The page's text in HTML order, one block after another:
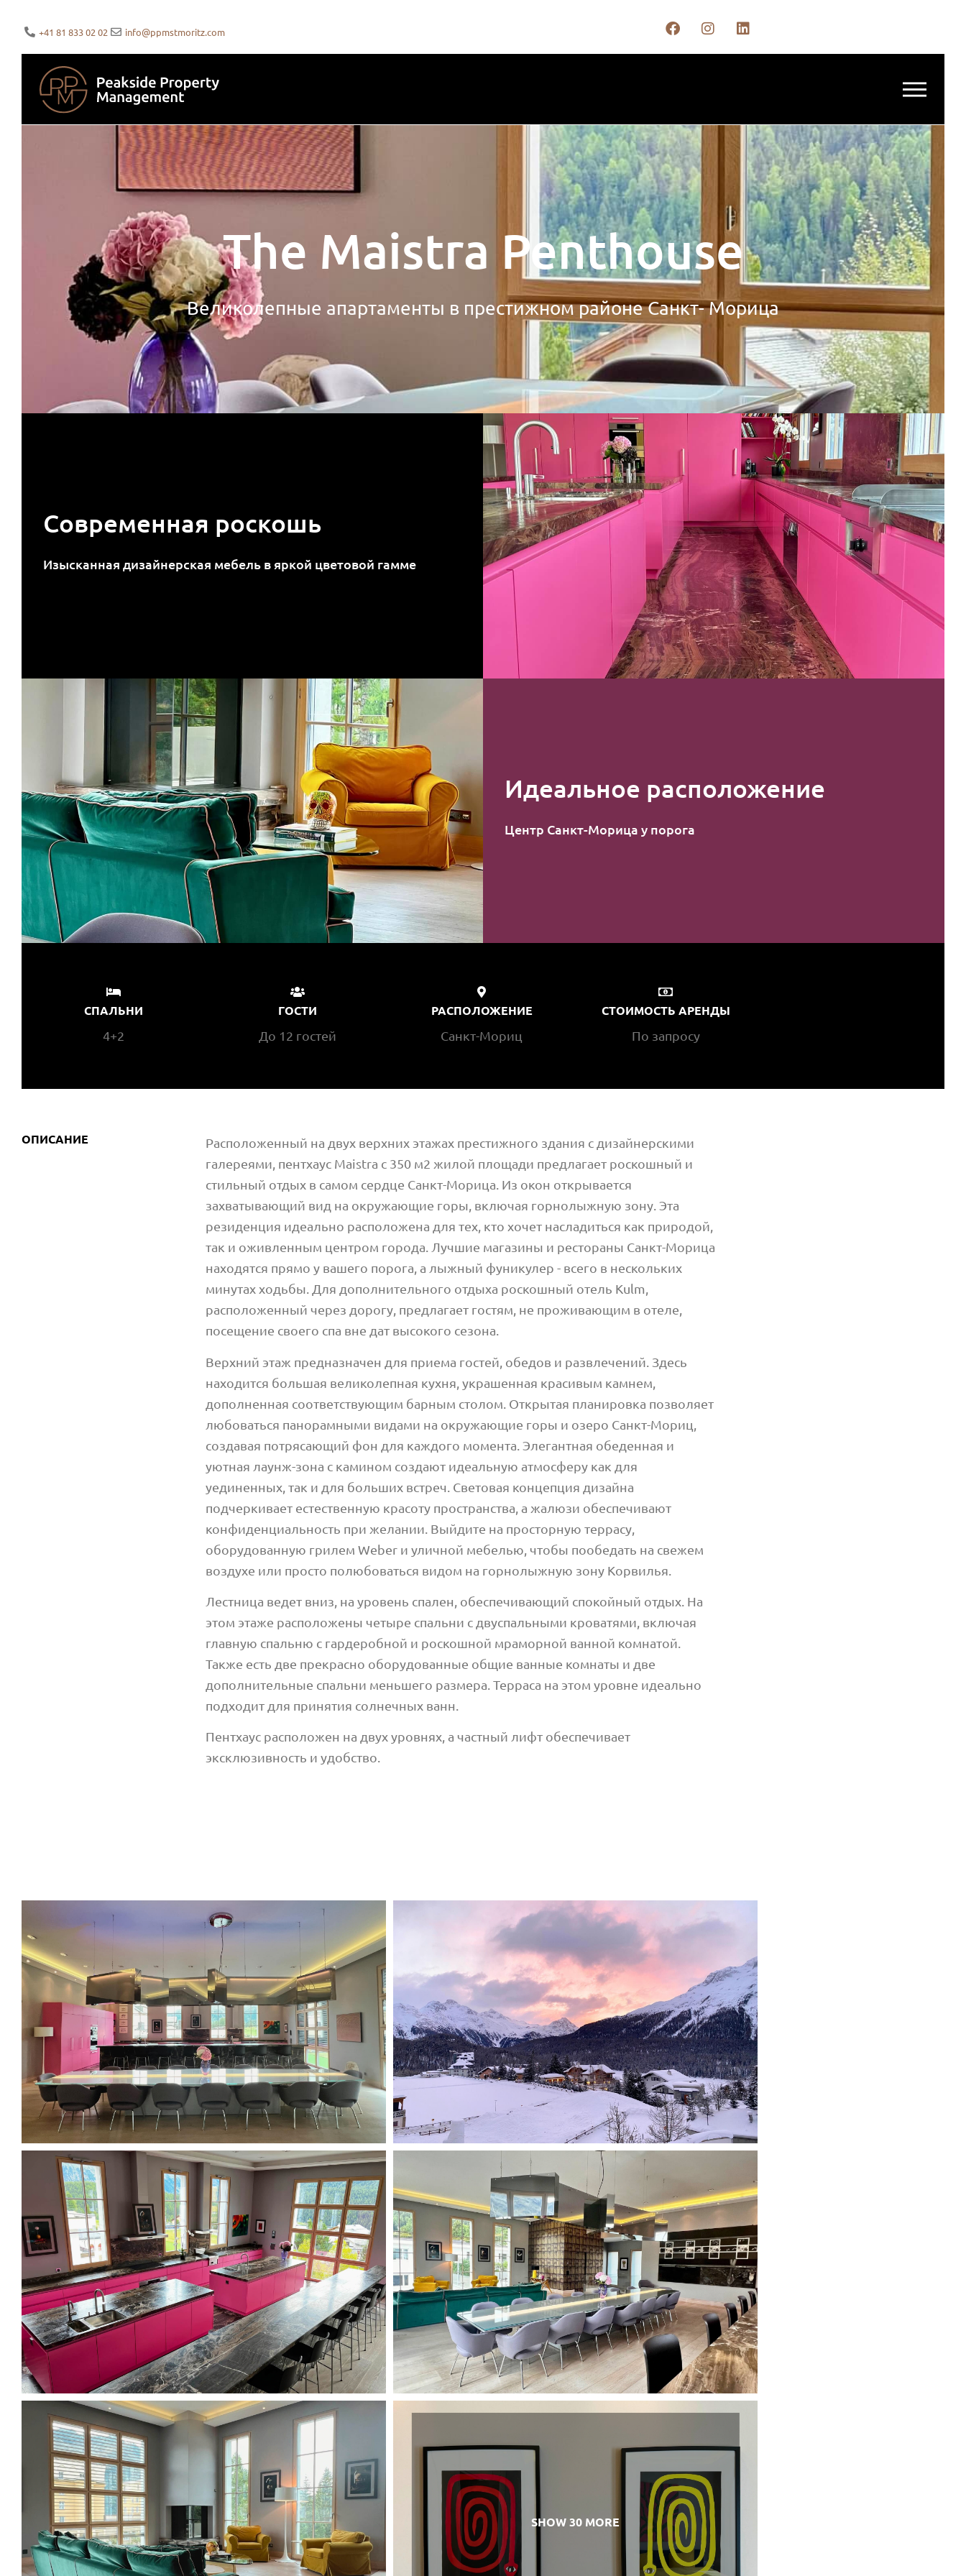
+41 81 833 02 02 info@ppmstmoritz.com
The Maistra Penthouse
Великолепные апартаменты в престижном районе Санкт- Морица
Современная роскошь
Изысканная дизайнерская мебель в яркой цветовой гамме
Идеальное расположение
Центр Санкт-Морица у порога
СПАЛЬНИ
4+2
ГОСТИ
До 12 гостей
РАСПОЛОЖЕНИЕ
Санкт-Мориц
СТОИМОСТЬ АРЕНДЫ
По запросу
ОПИСАНИЕ
Расположенный на двух верхних этажах престижного здания с дизайнерскими
галереями, пентхаус Maistra с 350 м2 жилой площади предлагает роскошный и
стильный отдых в самом сердце Санкт-Морица. Из окон открывается
захватывающий вид на окружающие горы, включая горнолыжную зону. Эта
резиденция идеально расположена для тех, кто хочет насладиться как природой,
так и оживленным центром города. Лучшие магазины и рестораны Санкт-Морица
находятся прямо у вашего порога, а лыжный фуникулер - всего в нескольких
минутах ходьбы. Для дополнительного отдыха роскошный отель Kulm,
расположенный через дорогу, предлагает гостям, не проживающим в отеле,
посещение своего спа вне дат высокого сезона.
Верхний этаж предназначен для приема гостей, обедов и развлечений. Здесь
находится большая великолепная кухня, украшенная красивым камнем,
дополненная соответствующим барным столом. Открытая планировка позволяет
любоваться панорамными видами на окружающие горы и озеро Санкт-Мориц,
создавая потрясающий фон для каждого момента. Элегантная обеденная и
уютная лаунж-зона с камином создают идеальную атмосферу как для
уединенных, так и для больших встреч. Световая концепция дизайна
подчеркивает естественную красоту пространства, а жалюзи обеспечивают
конфиденциальность при желании. Выйдите на просторную террасу,
оборудованную грилем Weber и уличной мебелью, чтобы пообедать на свежем
воздухе или просто полюбоваться видом на горнолыжную зону Корвилья.
Лестница ведет вниз, на уровень спален, обеспечивающий спокойный отдых. На
этом этаже расположены четыре спальни с двуспальными кроватями, включая
главную спальню с гардеробной и роскошной мраморной ванной комнатой.
Также есть две прекрасно оборудованные общие ванные комнаты и две
дополнительные спальни меньшего размера. Терраса на этом уровне идеально
подходит для принятия солнечных ванн.
Пентхаус расположен на двух уровнях, а частный лифт обеспечивает
эксклюзивность и удобство.